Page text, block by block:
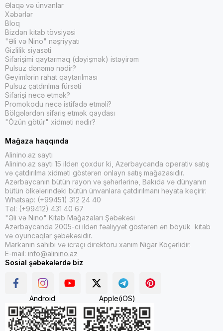
Əlaqə və ünvanlar
Xəbərlər
Bloq
Bizdən kitab tövsiyəsi
"Əli və Nino" nəşriyyatı
Gizlilik siyasəti
Sifarişimi qaytarmaq (dəyişmək) istəyirəm
Pulsuz dənəmə nədir?
Geyimlərin rahat qaytarılması
Pulsuz çatdırılma fürsəti
Sifarişi necə etmək?
Promokodu necə istifadə etməli?
Bölgələrdən sifariş etmək qaydası
"Özün götür" xidməti nədir?
Mağaza haqqında
Alinino.az saytı
Alinino.az saytı 15 ildən çoxdur ki, Azərbaycanda operativ satış
və çatdırılma xidməti göstərən onlayn satış mağazasıdır.
Azərbaycanın bütün rayon və şəhərlərinə, Bakıda və dünyanın
bütün ölkələrindəki bütün ünvanlara çatdırılmanı həyata keçirir.
Whatsap: (+99451) 312 24 40
Tel: (+99412) 431 40 67
"Əli və Nino" Kitab Mağazaları Şəbəkəsi
Azərbaycanda 2005-ci ildən fəaliyyət göstərən ən böyük kitab
və oyuncaqlar şəbəkəsidir.
Markanın sahibi və icraçı direktoru xanım Nigar Köçərlidir.
E-mail: info@alinino.az
Sosial şəbəkələrdə biz
Android Apple(iOS)